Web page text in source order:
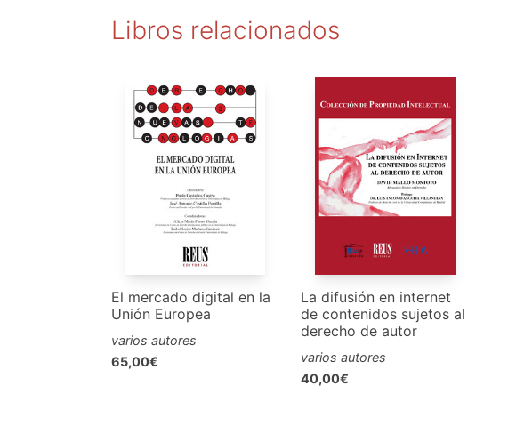
Libros relacionados
El mercado digital en la
Unión Europea
varios autores
65,00€
La difusión en internet
de contenidos sujetos al
derecho de autor
varios autores
40,00€